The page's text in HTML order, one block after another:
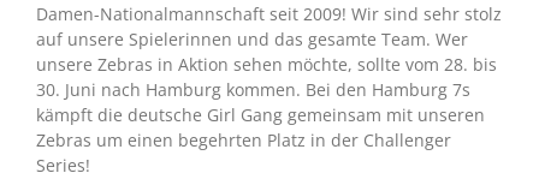
Damen-Nationalmannschaft seit 2009! Wir sind sehr stolz
auf unsere Spielerinnen und das gesamte Team. Wer
unsere Zebras in Aktion sehen möchte, sollte vom 28. bis
30. Juni nach Hamburg kommen. Bei den Hamburg 7s
kämpft die deutsche Girl Gang gemeinsam mit unseren
Zebras um einen begehrten Platz in der Challenger
Series!